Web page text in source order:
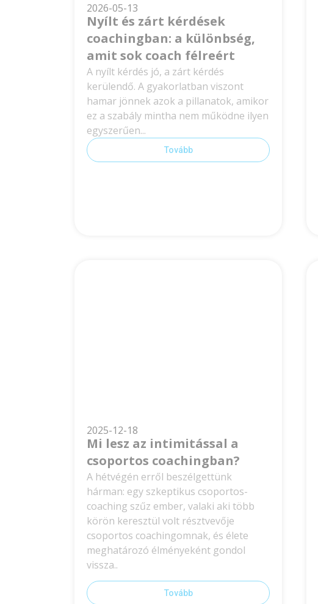
2026-05-13
Nyílt és zárt kérdések
coachingban: a különbség,
amit sok coach félreért
A nyílt kérdés jó, a zárt kérdés
kerülendő. A gyakorlatban viszont
hamar jönnek azok a pillanatok, amikor
ez a szabály mintha nem működne ilyen
egyszerűen...
Tovább
2025-12-18
Mi lesz az intimitással a
csoportos coachingban?
A hétvégén erről beszélgettünk
hárman: egy szkeptikus csoportos-
coaching szűz ember, valaki aki több
körön keresztül volt résztvevője
csoportos coachingomnak, és élete
meghatározó élményeként gondol
vissza..
Tovább